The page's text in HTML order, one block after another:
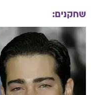
שחקנים: